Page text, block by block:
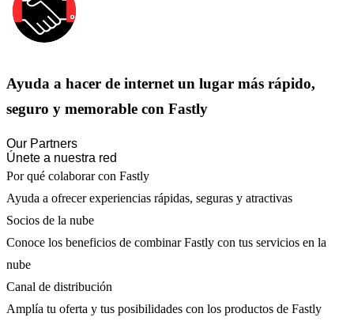
Ayuda a hacer de internet un lugar más rápido,
seguro y memorable con Fastly
Our Partners
Únete a nuestra red
Por qué colaborar con Fastly
Ayuda a ofrecer experiencias rápidas, seguras y atractivas
Socios de la nube
Conoce los beneficios de combinar Fastly con tus servicios en la
nube
Canal de distribución
Amplía tu oferta y tus posibilidades con los productos de Fastly